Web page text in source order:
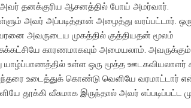
தனக்குரிய ஆசனத்தில் போய் அமர்வார்.
அவர் அப்படித்தான் அழைத்து வரப்பட்டார். ஒரு
அவருடைய முகத்தில் குத்தியதன் மூலம்
காரணமாகவும் அமையலாம்.
உள்ள ஒரு மூத்த ஊடகவியலாளர்
உடைத்துக் கொண்டு வெளியே வரமாட்டார்
தூக்கி வீசுமாக இருந்தால் அவர் எப்படிப்பட்ட